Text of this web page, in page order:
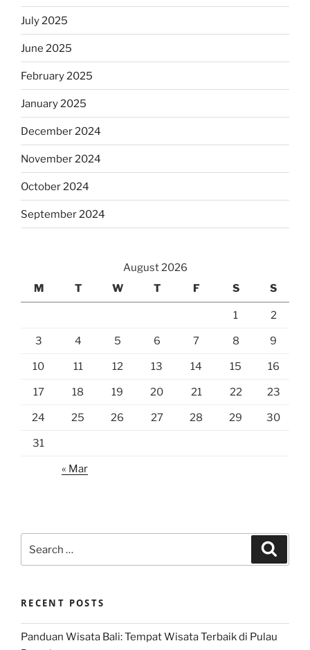
July 2025
June 2025
February 2025
January 2025
December 2024
November 2024
October 2024
September 2024
August 2026
M
T W T F S S
1 2
3 4 5 6 7 8 9
10 11 12 13 14 15 16
17 18 19 20 21 22 23
24 25 26 27 28 29 30
31
« Mar
for:
RECENT POSTS
Panduan Wisata Bali: Tempat Wisata Terbaik di Pulau